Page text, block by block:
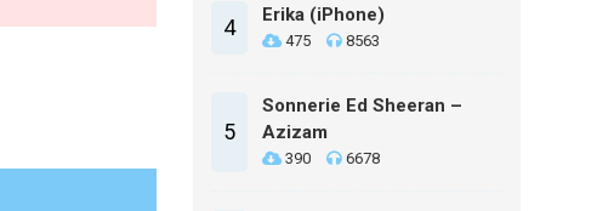
4 Erika (iPhone)
475 8563
5
Sonnerie Ed Sheeran –
Azizam
390 6678